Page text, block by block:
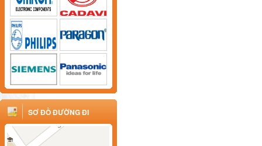
SƠ ĐỒ ĐƯỜNG ĐI